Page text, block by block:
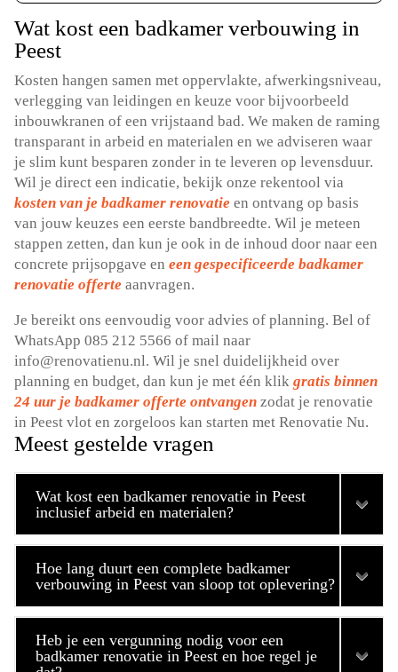
Wat kost een badkamer verbouwing in
Peest
Kosten hangen samen met oppervlakte, afwerkingsniveau,
verlegging van leidingen en keuze voor bijvoorbeeld
inbouwkranen of een vrijstaand bad. We maken de raming
transparant in arbeid en materialen en we adviseren waar
je slim kunt besparen zonder in te leveren op levensduur.
Wil je direct een indicatie, bekijk onze rekentool via
kosten van je badkamer renovatie en ontvang op basis
van jouw keuzes een eerste bandbreedte. Wil je meteen
stappen zetten, dan kun je ook in de inhoud door naar een
concrete prijsopgave eneen gespecificeerde badkamer
renovatie offerte aanvragen.
Je bereikt ons eenvoudig voor advies of planning. Bel of
WhatsApp 085 212 5566 of mail naar
info@renovatienu.nl. Wil je snel duidelijkheid over
planning en budget, dan kun je met één klikgratis binnen
24 uur je badkamer offerte ontvangen zodat je renovatie
in Peest vlot en zorgeloos kan starten met Renovatie Nu.
Meest gestelde vragen
Wat kost een badkamer renovatie in Peest
inclusief arbeid en materialen?
Hoe lang duurt een complete badkamer
verbouwing in Peest van sloop tot oplevering?
Heb je een vergunning nodig voor een
badkamer renovatie in Peest en hoe regel je